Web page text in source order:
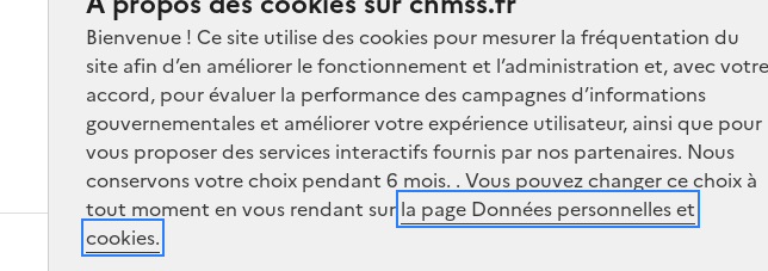
Bienvenue ! Ce site utilise des cookies pour mesurer la fréquentation du
site afin d’en améliorer le fonctionnement et l’administration et, avec votre
accord, pour évaluer la performance des campagnes d’informations
gouvernementales et améliorer votre expérience utilisateur, ainsi que pour
vous proposer des services interactifs fournis par nos partenaires. Nous
conservons votre choix pendant 6 mois. . Vous pouvez changer ce choix à
tout moment en vous rendant sur la page Données personnelles et
cookies.
Accessibilité Données personnelles Mentions légales Plan du site Gestion
Le traitement de vos données s’effectue conformément au Règlement européen général sur la
1978 modifiée, ainsi qu’aux référentiels édictés par la Commission nationale de l’informatique et